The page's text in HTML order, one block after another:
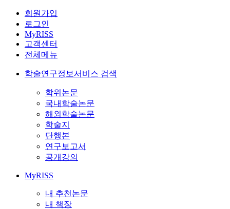
회원가입
로그인
MyRISS
고객센터
전체메뉴
학술연구정보서비스 검색
학위논문
국내학술논문
해외학술논문
학술지
단행본
연구보고서
공개강의
MyRISS
내 추천논문
내 책장